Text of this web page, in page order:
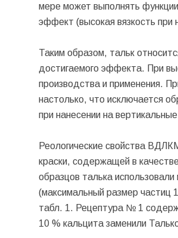
мере может выполнять
эффект (высокая вязкость при
Таким образом, тальк
достигаемого эффекта. При
производства и применения.
настолько, что исключается
при нанесении на
Реологические свойства
краски, содержащей в
образцов талька
(максимальный размер частиц
табл. 1. Рецептура № 1
10 % кальцита заменили